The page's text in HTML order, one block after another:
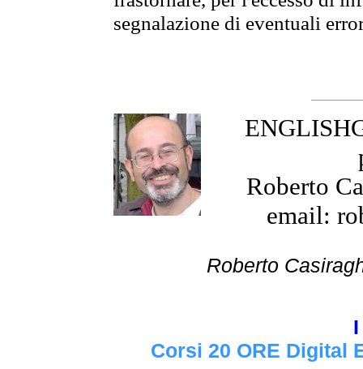
segnalazione di eventuali
Roberto
email:
Roberto
Corsi 20 ORE Digital